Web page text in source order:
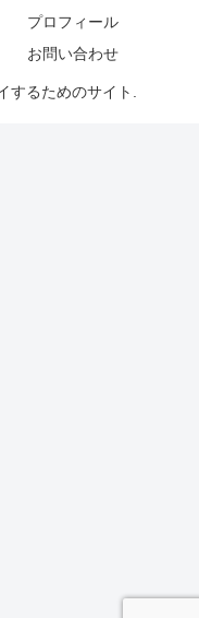
プロフィール
お問い合わせ
るためのサイト.